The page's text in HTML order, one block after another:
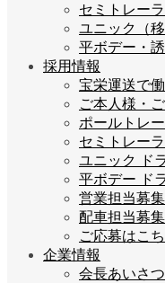
セミトレー
ユニック（
平ボデー・
採用情報
宝栄運送で
ご本人様・
ポールトレ
セミトレー
ユニック ド
平ボデー ド
営業担当募集
配車担当募集
ご応募はこ
企業情報
会長あいさつ